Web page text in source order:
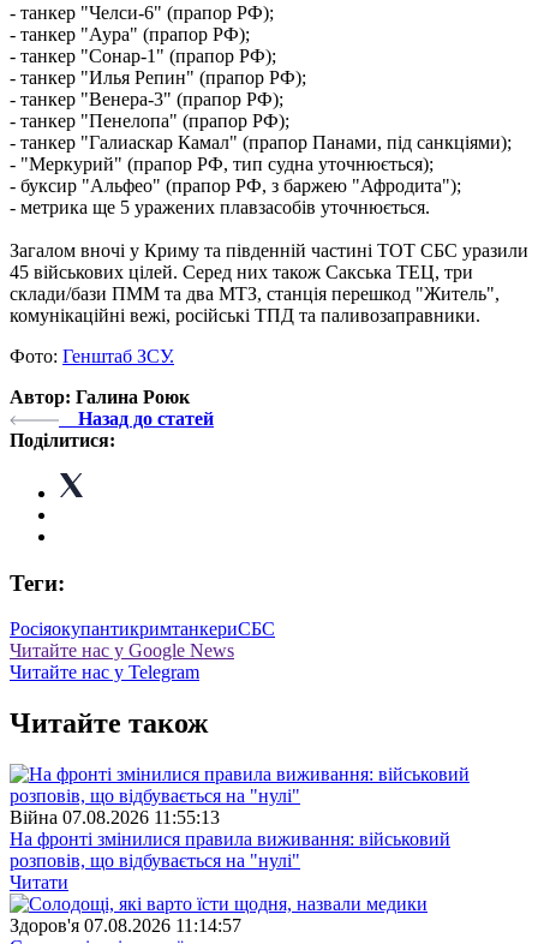
- танкер "Челси-6" (прапор РФ);
- танкер "Аура" (прапор РФ);
- танкер "Сонар-1" (прапор РФ);
- танкер "Илья Репин" (прапор РФ);
- танкер "Венера-3" (прапор РФ);
- танкер "Пенелопа" (прапор РФ);
- танкер "Галиаскар Камал" (прапор Панами, під санкціями);
- "Меркурий" (прапор РФ, тип судна уточнюється);
- буксир "Альфео" (прапор РФ, з баржею "Афродита");
- метрика ще 5 уражених плавзасобів уточнюється.
Загалом вночі у Криму та південній частині ТОТ СБС уразили
45 військових цілей. Серед них також Сакська ТЕЦ, три
склади/бази ПММ та два МТЗ, станція перешкод "Житель",
комунікаційні вежі, російські ТПД та паливозаправники.
Фото: Генштаб ЗСУ.
Автор: Галина Роюк
Назад до статей
Поділитися:
Теги:
РосіяокупантикримтанкериСБС
Читайте нас у Google News
Читайте нас у Telegram
Читайте також
Війна 07.08.2026 11:55:13
На фронті змінилися правила виживання: військовий
розповів, що відбувається на "нулі"
Читати
Здоров'я 07.08.2026 11:14:57